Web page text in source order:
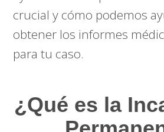
crucial y cómo podemos
obtener los informes
para tu caso.
¿Qué es la